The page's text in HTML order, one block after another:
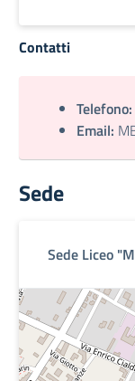
Contatti
Telefono:
Email:
Sede
Sede Liceo